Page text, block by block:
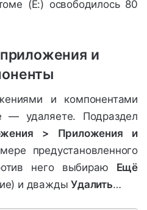
(E:) освободилось 80
и
и компонентами
— удаляете. Подраздел
> Приложения и
предустановленного
него выбираю Ещё
и дваждыУдалить…